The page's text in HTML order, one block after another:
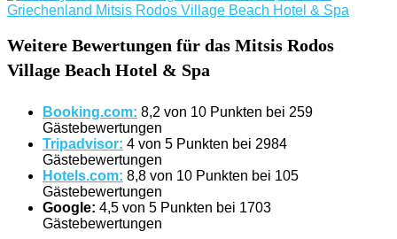
Weitere Bewertungen für das Mitsis Rodos
Village Beach Hotel & Spa
Booking.com: 8,2 von 10 Punkten bei 259
Gästebewertungen
Tripadvisor: 4 von 5 Punkten bei 2984
Gästebewertungen
Hotels.com: 8,8 von 10 Punkten bei 105
Gästebewertungen
Google: 4,5 von 5 Punkten bei 1703
Gästebewertungen